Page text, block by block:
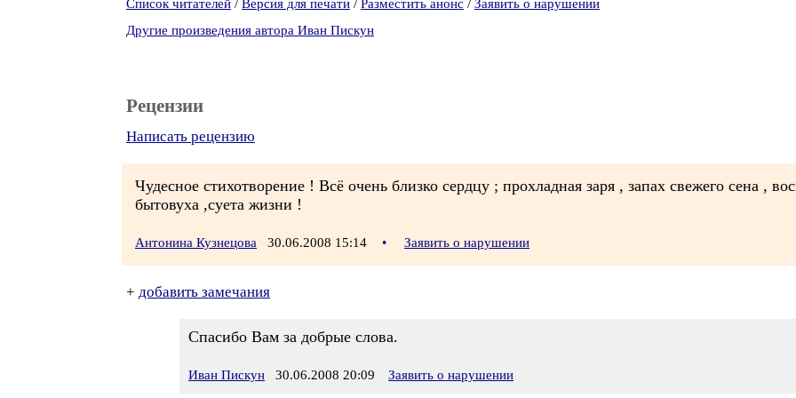
Список читателей / Версия для печати / Разместить анонс / Заявить о нарушении
Другие произведения автора Иван Пискун
Рецензии
Написать рецензию
Чудесное стихотворение ! Всё очень близко сердцу ; прохладная заря , запах свежего сена ,
бытовуха ,суета жизни !
Антонина Кузнецова 30.06.2008 15:14 • Заявить о нарушении
+ добавить замечания
Спасибо Вам за добрые слова.
Иван Пискун 30.06.2008 20:09 Заявить о нарушении